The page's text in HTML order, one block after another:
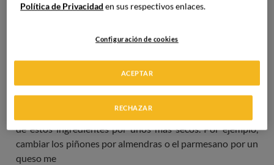
Salsa pesto
La salsa tradicional consta de ingredientes grasos. Estos
son el aceite de oliva, los piñones, la albahaca y el queso
parmesano. Para convertir esta famosa receta en una
salsa más sana el truco se encuentra en sustituir algunos
de estos ingredientes por unos más secos. Por ejemplo,
cambiar los piñones por almendras o el parmesano por un
queso me
Política de Privacidad en sus respectivos enlaces.
Configuración de cookies
RECHAZAR
ACEPTAR